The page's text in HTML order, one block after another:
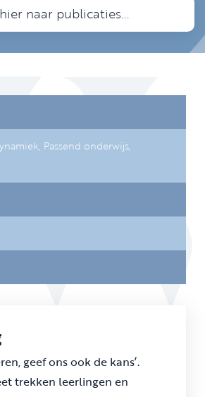
Passend onderwijs,
geef ons ook de kans’.
trekken leerlingen en